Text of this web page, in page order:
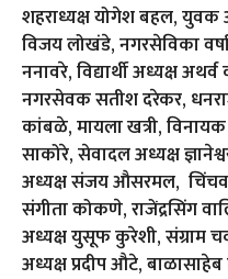
शहराध्यक्ष योगेश बहल, युवक
विजय लोखंडे, नगरसेविका
ननावरे, विद्यार्थी अध्यक्ष
नगरसेवक सतीश दरेकर,
कांबळे, मायला खत्री,
साकोरे, सेवादल अध्यक्ष
अध्यक्ष संजय औसरमल,
संगीता कोकणे, राजेंद्रसिंग
अध्यक्ष युसूफ कुरेशी, संग्राम
अध्यक्ष प्रदीप औटे,